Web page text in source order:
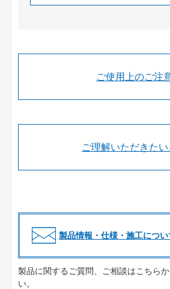
ご使用上のご注
ご理解いただきたい
製品情報・仕様・施工につい
製品に関するご質問、ご相談はこちら
い。